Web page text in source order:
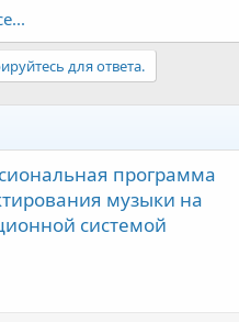
2008 Server, Windows 7,
мышь и...
для ответа.
программа
музыки на
системой